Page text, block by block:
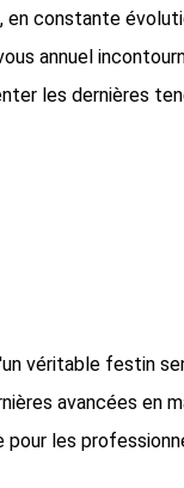
constante
annuel
les dernières
véritable festin
avancées en
pour les